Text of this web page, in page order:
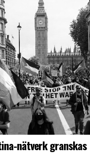
nätverk granskas